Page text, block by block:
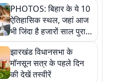
PHOTOS: बिहार के ये 10
ऐतिहासिक स्थल, जहां आज
भी जिंदा है हजारों साल पुराना
इतिहास, एक बार जरूर घूमिए
झारखंड विधानसभा के
मॉनसून सत्र के पहले दिन
की देखें तस्वीरें